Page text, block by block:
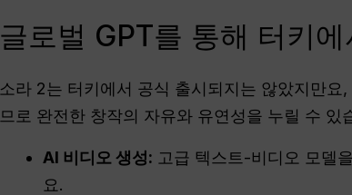
글로벌 GPT를 통해 터키
소라 2는 터키에서 공식 출시되지는 않았지만요,
므로 완전한 창작의 자유와 유연성을 누릴 수 있
AI 비디오 생성: 고급 텍스트-비디오 모델
요.